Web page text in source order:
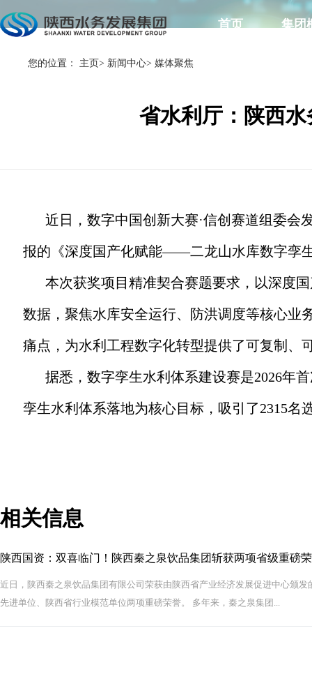
首页 集团
您的位置： 主页> 新闻中心> 媒体聚焦
省水利厅：陕西
近日，数字中国创新大赛·信创赛道组委会
报的《深度国产化赋能——二龙山水库数字孪
本次获奖项目精准契合赛题要求，以深度
数据，聚焦水库安全运行、防洪调度等核心业
痛点，为水利工程数字化转型提供了可复制、
据悉，数字孪生水利体系建设赛是2026年
孪生水利体系落地为核心目标，吸引了2315
相关信息
陕西国资：双喜临门！陕西秦之泉饮品集团斩获两项省级重磅
近日，陕西秦之泉饮品集团有限公司荣获由陕西省产业经济发展促进中心颁发
先进单位、陕西省行业模范单位两项重磅荣誉。 多年来，秦之泉集团...